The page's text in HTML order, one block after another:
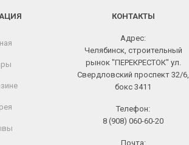
КОНТАКТЫ
Адрес:
Челябинск, строительный
рынок "ПЕРЕКРЕСТОК" ул.
Свердловский проспект 32/6,
бокс 3411
Телефон:
8 (908) 060-60-20
Почта: